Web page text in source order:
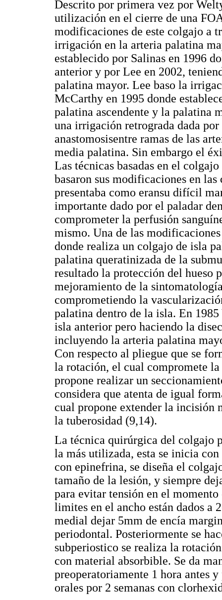
Descrito por primera vez por
utilización en el cierre de una
modificaciones de este colgajo a
irrigación en la arteria palatina
establecido por Salinas en 1996
anterior y por Lee en 2002,
palatina mayor. Lee baso la
McCarthy en 1995 donde
palatina ascendente y la palatina
una irrigación retrograda dada
anastomosisentre ramas de las
media palatina. Sin embargo el
Las técnicas basadas en el
basaron sus modificaciones en
presentaba como eransu difícil
importante dado por el paladar
comprometer la perfusión
mismo. Una de las
donde realiza un colgajo de isla
palatina queratinizada de la
resultado la protección del hueso
mejoramiento de la
comprometiendo la
palatina dentro de la isla. En
isla anterior pero haciendo la
incluyendo la arteria palatina
Con respecto al pliegue que se
la rotación, el cual compromete
propone realizar un
considera que atenta de igual
cual propone extender la incisión
la tuberosidad (9,14).
La técnica quirúrgica del colgajo
la más utilizada, esta se inicia
con epinefrina, se diseña el
tamaño de la lesión, y siempre
para evitar tensión en el
limites en el ancho están dados a
medial dejar 5mm de encía
periodontal. Posteriormente se
subperiostico se realiza la
con material absorbible. Se da
preoperatoriamente 1 hora antes
orales por 2 semanas con